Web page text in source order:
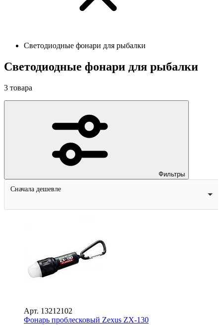
Светодиодные фонари для рыбалки
Светодиодные фонари для рыбалки
3 товара
Фильтры
Сначала дешевле
Арт. 13212102
Фонарь проблесковый Zexus ZX-130